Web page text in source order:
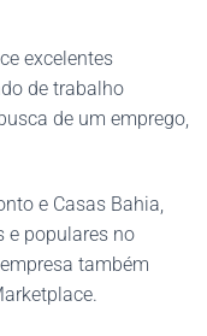
excelentes
de trabalho
de um emprego,
e Casas Bahia,
e populares no
também